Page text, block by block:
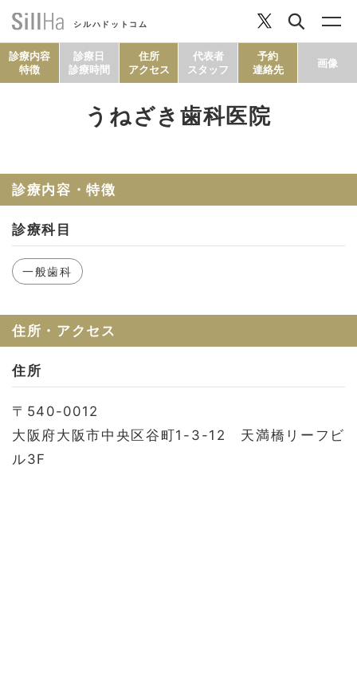
シルハドットコム
診療内容
特徴
診療日
診療時間
住所
アクセス
代表者
スタッフ
予約
連絡先
画像
うねざき歯科医院
診療内容・特徴
診療科目
一般歯科
住所・アクセス
住所
〒540-0012
大阪府大阪市中央区谷町1-3-12 天満橋リーフビ
ル3F